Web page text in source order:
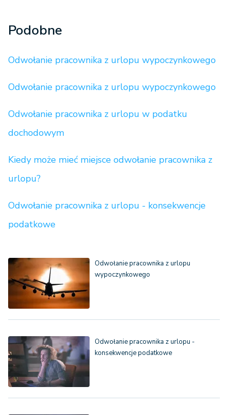
Podobne
Odwołanie pracownika z urlopu wypoczynkowego
Odwołanie pracownika z urlopu wypoczynkowego
Odwołanie pracownika z urlopu w podatku
dochodowym
Kiedy może mieć miejsce odwołanie pracownika z
urlopu?
Odwołanie pracownika z urlopu - konsekwencje
podatkowe
Odwołanie pracownika z urlopu
wypoczynkowego
Odwołanie pracownika z urlopu -
konsekwencje podatkowe